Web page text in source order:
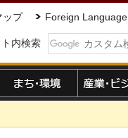
ップ Foreign Language
内検索